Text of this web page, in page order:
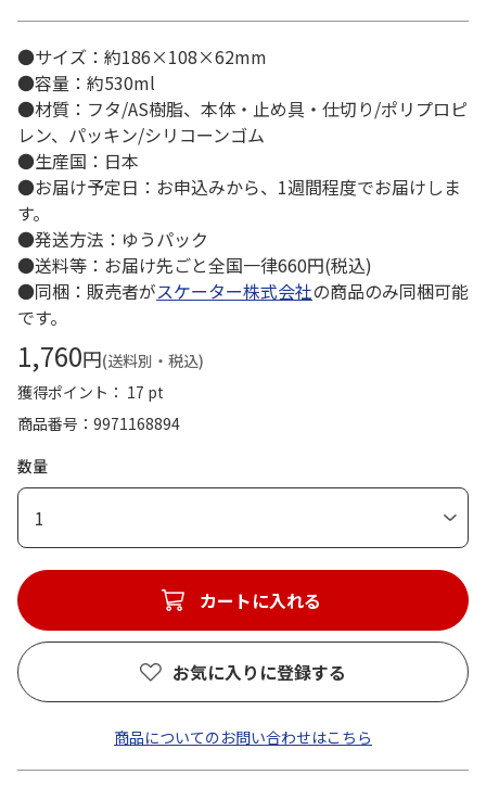
●サイズ：約186×108×62mm
●容量：約530ml
●材質：フタ/AS樹脂、本体・止め具・仕切り/ポリプロピ
レン、パッキン/シリコーンゴム
●生産国：日本
●お届け予定日：お申込みから、1週間程度でお届けしま
す。
●発送方法：ゆうパック
●送料等：お届け先ごと全国一律660円(税込)
●同梱：販売者がスケーター株式会社の商品のみ同梱可能
です。
1,760円(送料別・税込)
獲得ポイント： 17 pt
商品番号
9971168894
数量
1
カートに入れる
お気に入りに登録する
商品についてのお問い合わせはこちら